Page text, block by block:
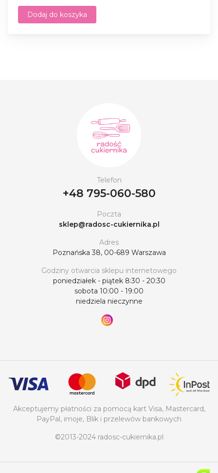
Dodaj do koszyka
Telefon
+48 795-060-580
Poczta
sklep@radosc-cukiernika.pl
Adres
Poznańska 38, 00-689 Warszawa
Godziny otwarcia sklepu internetowego
poniedziałek - piątek 8:30 - 20:30
sobota 10:00 - 19:00
niedziela nieczynne
Akceptujemy płatności za pomocą kart Visa, Mastercard,
PayPal, imoje, Blik i przelewów bankowych
©2013-2024 radosc-cukiernika.pl